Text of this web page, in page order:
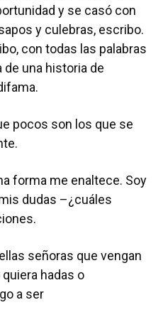
y se casó con
y culebras, escribo.
con todas las palabras
de una historia de
pocos son los que se
forma me enaltece. Soy
dudas –¿cuáles
señoras que vengan
hadas o
a ser